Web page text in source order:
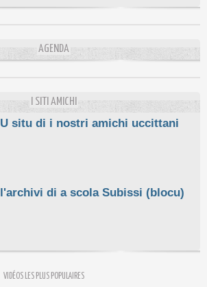
AGENDA
I SITI AMICHI
U situ di i nostri amichi uccittani
l'archivi di a scola Subissi (blocu)
VIDÉOS LES PLUS POPULAIRES